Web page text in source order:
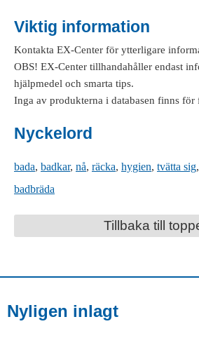
Viktig information
Kontakta EX-Center för ytterligare
OBS! EX-Center tillhandahåller endast
hjälpmedel och smarta tips.
Inga av produkterna i databasen finns för
Nyckelord
bada, badkar, nå, räcka, hygien, tvätta sig,
badbräda
Tillbaka till
Nyligen inlagt